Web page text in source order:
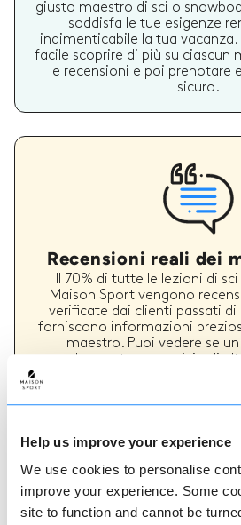
Help us improve your experience
We use cookies to personalise
improve your experience. Some
site to function and cannot be
giusto maestro di sci o
soddisfa le tue esigenze
indimenticabile la tua vacanza.
facile scoprire di più su ciascun
le recensioni e poi prenotare
sicuro.
Recensioni reali dei
Il 70% di tutte le lezioni di
Maison Sport vengono
verificate dai clienti passati di
forniscono informazioni
maestro. Puoi vedere se
regolarmente un servizio di
lezioni di sci o snowboard che
Come
Prenotare con noi non potrebbe
semplice, il nostro team di